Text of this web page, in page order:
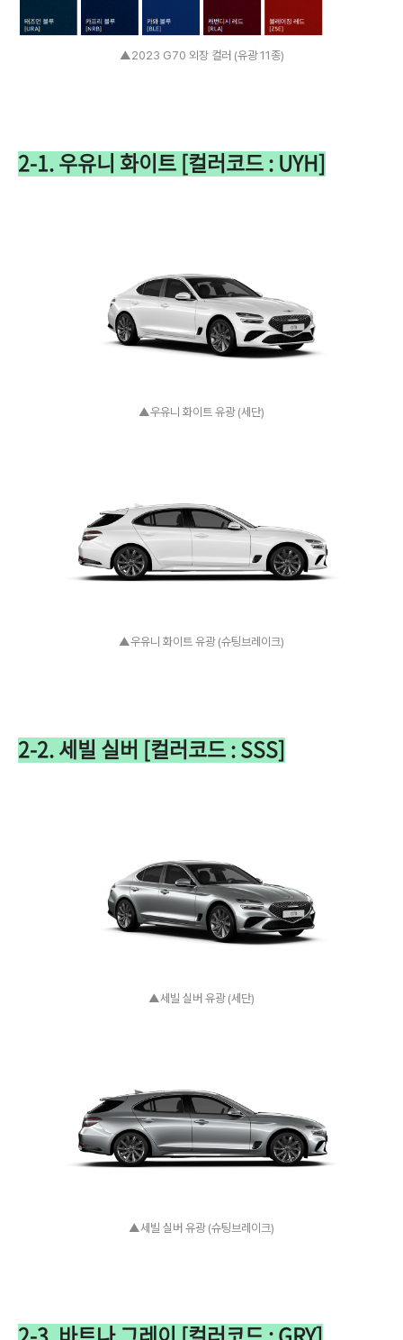
▲2023 G70 외장 컬러 (유광 11종)
2-1. 우유니 화이트 [컬러코드 : UYH]
▲우유니 화이트 유광 (세단)
▲우유니 화이트 유광 (슈팅브레이크)
2-2. 세빌 실버 [컬러코드 : SSS]
▲세빌 실버 유광 (세단)
▲세빌 실버 유광 (슈팅브레이크)